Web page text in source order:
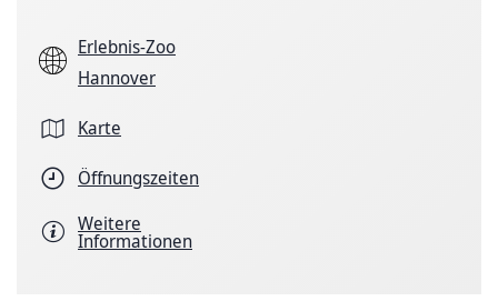
Erlebnis-Zoo
Hannover
Karte
Öffnungszeiten
Weitere
Informationen